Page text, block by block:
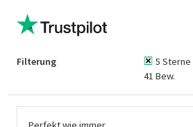
Filterung
5 Sterne
41 Bew.